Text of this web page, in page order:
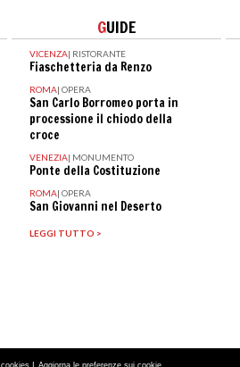
GUIDE
VICENZA| RISTORANTE
Fiaschetteria da Renzo
ROMA| OPERA
San Carlo Borromeo porta in
processione il chiodo della
croce
VENEZIA| MONUMENTO
Ponte della Costituzione
ROMA| OPERA
San Giovanni nel Deserto
LEGGI TUTTO >